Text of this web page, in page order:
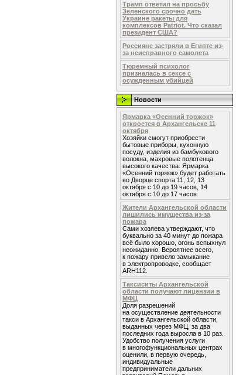
Трамп ответил на просьбу
Зеленского срочно дать
Украине ракеты для
комплексов Patriot. Что сказал
президент США?
Россияне застряли в Египте из-
за неисправного самолета
Тюремный психолог
призналась в сексе с
осужденным убийцей
Новости
Ярмарка «Осенний торжок»
откроется в Архангельске 11
октября
Хозяйки смогут приобрести
бытовые приборы, кухонную
посуду, изделия из бамбукового
волокна, махровые полотенца
высокого качества. Ярмарка
«Осенний торжок» будет работать
во Дворце спорта 11, 12, 13
октября с 10 до 19 часов, 14
октября с 10 до 17 часов.
Жители Архангельской области
лишились имущества из-за
пожара
Сами хозяева утверждают, что
буквально за 40 минут до пожара
всё было хорошо, огонь вспыхнул
неожиданно. Вероятнее всего,
к пожару привело замыкание
в электропроводке, сообщает
ARH112.
Таксиситы Архангельской
области получают лицензии в
МФЦ
Доля разрешений
на осуществление деятельности
такси в Архангельской области,
выданных через МФЦ, за два
последних года выросла в 10 раз.
Удобство получения услуги
в многофункциональных центрах
оценили, в первую очередь,
индивидуальные
предприниматели дальних